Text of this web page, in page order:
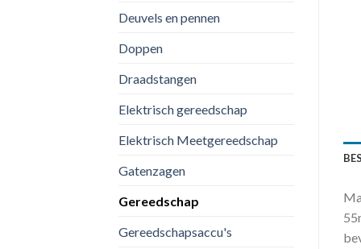
Deuvels en pennen
Doppen
Draadstangen
Elektrisch gereedschap
Elektrisch Meetgereedschap
Gatenzagen
Gereedschap
Gereedschapsaccu's